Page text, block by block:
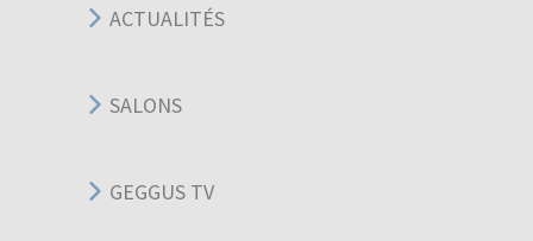
ACTUALITÉS
SALONS
GEGGUS TV